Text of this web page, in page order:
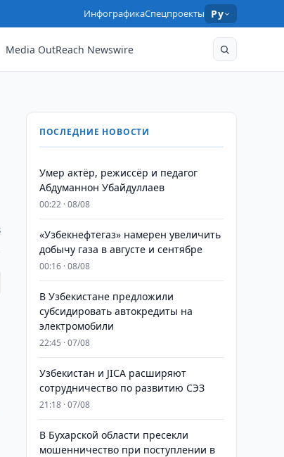
ИнфографикаСпецпроекты Ру
Media OutReach Newswire
ПОСЛЕДНИЕ НОВОСТИ
Умер актёр, режиссёр и педагог
Абдуманнон Убайдуллаев
00:22 · 08/08
«Узбекнефтегаз» намерен увеличить
добычу газа в августе и сентябре
00:16 · 08/08
В Узбекистане предложили
субсидировать автокредиты на
электромобили
22:45 · 07/08
Узбекистан и JICA расширяют
сотрудничество по развитию СЭЗ
21:18 · 07/08
В Бухарской области пресекли
мошенничество при поступлении в